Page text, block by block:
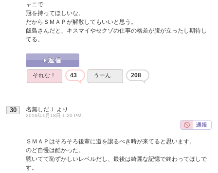
ャニで
冠を持ってほしいな。
だからＳＭＡＰが解散してもいいと思う。
飯島さんだと、キスマイやセクゾの仕事の格差が腹が立ったし期待し
てる。
それな！ 43 うーん… 208
30 名無しだＪ より
2016年1月18日 1:20 PM
ＳＭＡＰはそろそろ後輩に道を譲るべき時が来てると思います。
のど自慢は酷かった。
聴いてて恥ずかしいレベルだし、最後は綺麗な記憶で終わってほしで
す。